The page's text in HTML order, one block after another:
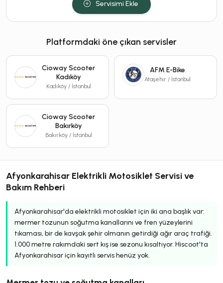
Servisimi Ekle
Platformdaki öne çıkan servisler
Cioway Scooter
Kadıköy
Kadıköy / İstanbul
AFM E-Bike
Ataşehir / İstanbul
Cioway Scooter
Bakırköy
Bakırköy / İstanbul
Afyonkarahisar Elektrikli Motosiklet Servisi ve
Bakım Rehberi
Afyonkarahisar'da elektrikli motosiklet için iki ana başlık var:
mermer tozunun soğutma kanallarını ve fren yüzeylerini
tıkaması, bir de kavşak şehir olmanın getirdiği ağır araç trafiği.
1.000 metre rakımdaki sert kış ise sezonu kısaltıyor. Hiscoot'ta
Afyonkarahisar için kayıtlı servis henüz yok.